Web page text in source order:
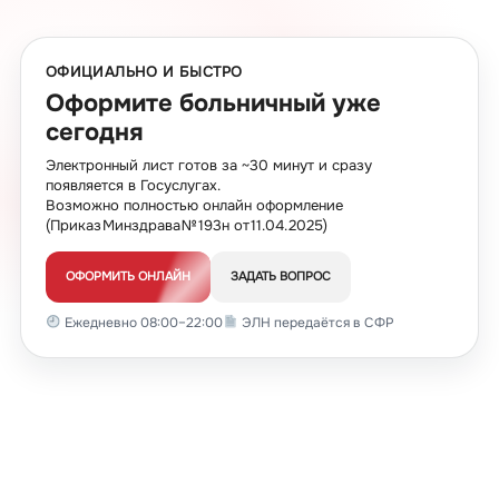
ОФИЦИАЛЬНО И БЫСТРО
Оформите больничный уже
сегодня
Электронный лист готов за ~30 минут и сразу
появляется в Госуслугах.
Возможно полностью онлайн оформление
(Приказ Минздрава № 193н от 11.04.2025)
ОФОРМИТЬ ОНЛАЙН ЗАДАТЬ ВОПРОС
Ежедневно 08:00–22:00 ЭЛН передаётся в СФР